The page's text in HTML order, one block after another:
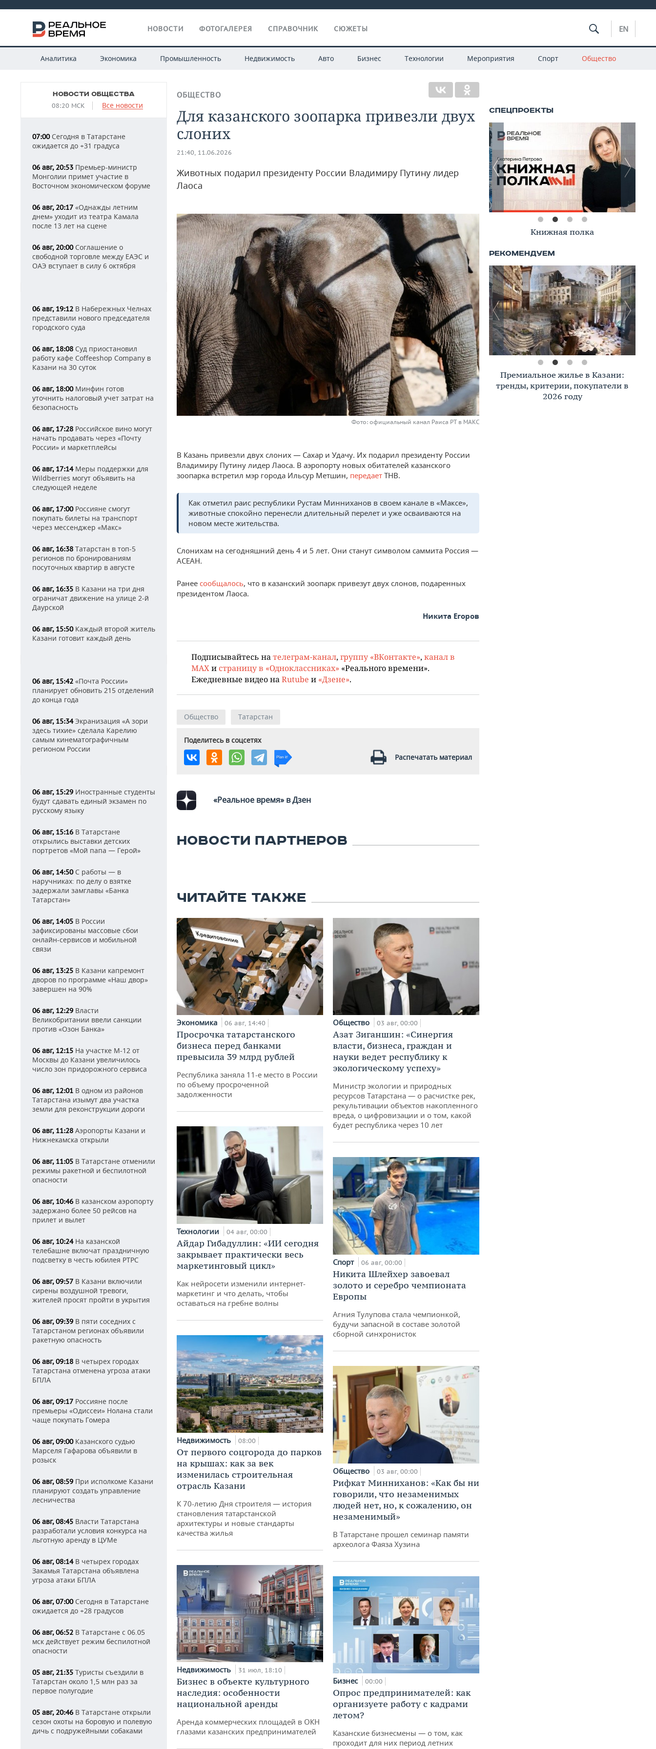
НОВОСТИ ФОТОГАЛЕРЕЯ СПРАВОЧНИК СЮЖЕТЫ EN
Аналитика Экономика Промышленность Недвижимость Авто Бизнес Технологии Мероприятия Спорт Общество
НОВОСТИ ОБЩЕСТВА
08:20 МСК Все новости
07:00Сегодня в Татарстане
ожидается до +31 градуса
06 авг, 20:53 Премьер-министр
Монголии примет участие в
Восточном экономическом форуме
06 авг, 20:17 «Однажды летним
днем» уходит из театра Камала
после 13 лет на сцене
06 авг, 20:00Соглашение о
свободной торговле между ЕАЭС и
ОАЭ вступает в силу 6 октября
06 авг, 19:12 В Набережных Челнах
представили нового председателя
городского суда
06 авг, 18:08 Суд приостановил
работу кафе Coffeeshop Company в
Казани на 30 суток
06 авг, 18:00Минфин готов
уточнить налоговый учет затрат на
безопасность
06 авг, 17:28 Российское вино могут
начать продавать через «Почту
России» и маркетплейсы
06 авг, 17:14Меры поддержки для
Wildberries могут объявить на
следующей неделе
06 авг, 17:00Россияне смогут
покупать билеты на транспорт
через мессенджер «Макс»
06 авг, 16:38 Татарстан в топ-5
регионов по бронированиям
посуточных квартир в августе
06 авг, 16:35 В Казани на три дня
ограничат движение на улице 2-й
Даурской
06 авг, 15:50Каждый второй житель
Казани готовит каждый день
06 авг, 15:42 «Почта России»
планирует обновить 215 отделений
до конца года
06 авг, 15:34Экранизация «А зори
здесь тихие» сделала Карелию
самым кинематографичным
регионом России
06 авг, 15:29 Иностранные студенты
будут сдавать единый экзамен по
русскому языку
06 авг, 15:16 В Татарстане
открылись выставки детских
портретов «Мой папа — Герой»
06 авг, 14:50С работы — в
наручниках: по делу о взятке
задержали замглавы «Банка
Татарстан»
06 авг, 14:05 В России
зафиксированы массовые сбои
онлайн-сервисов и мобильной
связи
06 авг, 13:25 В Казани капремонт
дворов по программе «Наш двор»
завершен на 90%
06 авг, 12:29 Власти
Великобритании ввели санкции
против «Озон Банка»
06 авг, 12:15 На участке М-12 от
Москвы до Казани увеличилось
число зон придорожного сервиса
06 авг, 12:01 В одном из районов
Татарстана изымут два участка
земли для реконструкции дороги
06 авг, 11:28 Аэропорты Казани и
Нижнекамска открыли
06 авг, 11:05 В Татарстане отменили
режимы ракетной и беспилотной
опасности
06 авг, 10:46 В казанском аэропорту
задержано более 50 рейсов на
прилет и вылет
06 авг, 10:24На казанской
телебашне включат праздничную
подсветку в честь юбилея РТРС
06 авг, 09:57 В Казани включили
сирены воздушной тревоги,
жителей просят пройти в укрытия
06 авг, 09:39 В пяти соседних с
Татарстаном регионах объявили
ракетную опасность
06 авг, 09:18 В четырех городах
Татарстана отменена угроза атаки
БПЛА
06 авг, 09:17 Россияне после
премьеры «Одиссеи» Нолана стали
чаще покупать Гомера
06 авг, 09:00Казанского судью
Марселя Гафарова объявили в
розыск
06 авг, 08:59 При исполкоме Казани
планируют создать управление
лесничества
06 авг, 08:45 Власти Татарстана
разработали условия конкурса на
льготную аренду в ЦУМе
06 авг, 08:14В четырех городах
Закамья Татарстана объявлена
угроза атаки БПЛА
06 авг, 07:00Сегодня в Татарстане
ожидается до +28 градусов
06 авг, 06:52 В Татарстане с 06.05
мск действует режим беспилотной
опасности
05 авг, 21:35 Туристы съездили в
Татарстан около 1,5 млн раз за
первое полугодие
05 авг, 20:46 В Татарстане открыли
сезон охоты на боровую и полевую
дичь с подружейными собаками
ОБЩЕСТВО
Для казанского зоопарка привезли двух
слоних
21:40, 11.06.2026
Животных подарил президенту России Владимиру Путину лидер
Лаоса
Фото: официальный канал Раиса РТ в МАКС
В Казань привезли двух слоних — Сахар и Удачу. Их подарил президенту России
Владимиру Путину лидер Лаоса. В аэропорту новых обитателей казанского
зоопарка встретил мэр города Ильсур Метшин, передает ТНВ.
Как отметил раис республики Рустам Минниханов в своем канале в «Максе»,
животные спокойно перенесли длительный перелет и уже осваиваются на
новом месте жительства.
Слонихам на сегодняшний день 4 и 5 лет. Они станут символом саммита Россия —
АСЕАН.
Ранее сообщалось, что в казанский зоопарк привезут двух слонов, подаренных
президентом Лаоса.
Никита Егоров
Подписывайтесь на телеграм-канал, группу «ВКонтакте», канал в
MAX и страницу в «Одноклассниках» «Реального времени».
Ежедневные видео на Rutube и «Дзене».
Общество Татарстан
Поделитесь в соцсетях
Распечатать материал
«Реальное время» в Дзен
НОВОСТИ ПАРТНЕРОВ
ЧИТАЙТЕ ТАКЖЕ
Экономика 06 авг, 14:40
Просрочка татарстанского
бизнеса перед банками
превысила 39 млрд рублей
Республика заняла 11-е место в России
по объему просроченной
задолженности
Технологии 04 авг, 00:00
Айдар Гибадуллин: «ИИ сегодня
закрывает практически весь
маркетинговый цикл»
Как нейросети изменили интернет-
маркетинг и что делать, чтобы
оставаться на гребне волны
Недвижимость 08:00
От первого соцгорода до парков
на крышах: как за век
изменилась строительная
отрасль Казани
К 70-летию Дня строителя — история
становления татарстанской
архитектуры и новые стандарты
качества жилья
Недвижимость 31 июл, 18:10
Бизнес в объекте культурного
наследия: особенности
национальной аренды
Аренда коммерческих площадей в ОКН
глазами казанских предпринимателей
Общество 03 авг, 00:00
Азат Зиганшин: «Синергия
власти, бизнеса, граждан и
науки ведет республику к
экологическому успеху»
Министр экологии и природных
ресурсов Татарстана — о расчистке рек,
рекультивации объектов накопленного
вреда, о цифровизации и о том, какой
будет республика через 10 лет
Спорт 06 авг, 00:00
Никита Шлейхер завоевал
золото и серебро чемпионата
Европы
Агния Тулупова стала чемпионкой,
будучи запасной в составе золотой
сборной синхронисток
Общество 03 авг, 00:00
Рифкат Минниханов: «Как бы ни
говорили, что незаменимых
людей нет, но, к сожалению, он
незаменимый»
В Татарстане прошел семинар памяти
археолога Фаяза Хузина
Бизнес 00:00
Опрос предпринимателей: как
организуете работу с кадрами
летом?
Казанские бизнесмены — о том, как
проходит для них период летних
Книжная полка
Премиальное жилье в Казани:
тренды, критерии, покупатели в
2026 году